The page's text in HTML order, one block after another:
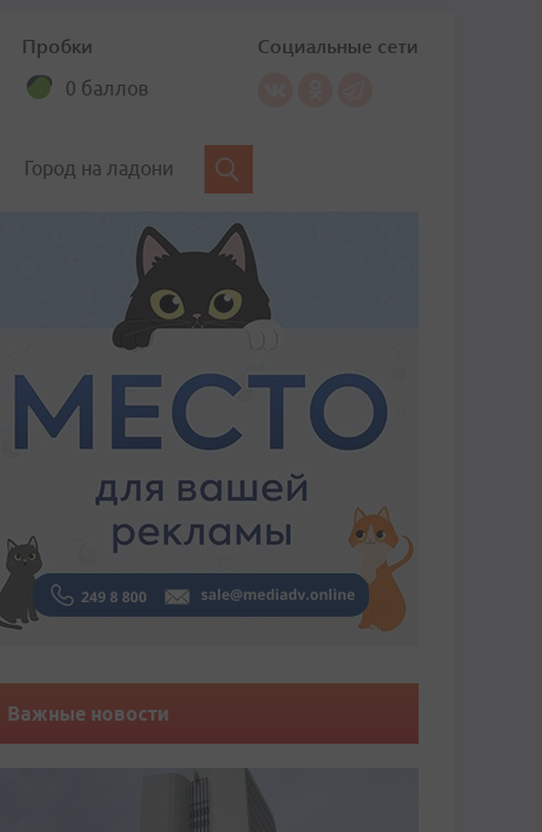
Пробки
0 баллов
Социальные сети
Город на ладони
Важные новости